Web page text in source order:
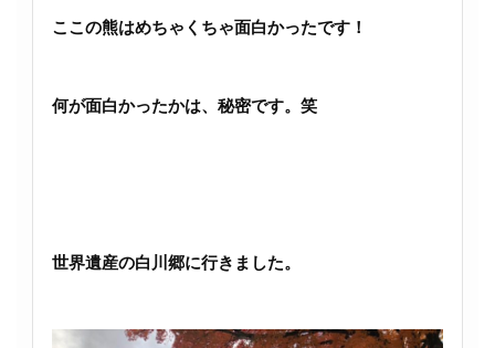
ここの熊はめちゃくちゃ面白かったです！
何が面白かったかは、秘密です。笑
世界遺産の白川郷に行きました。